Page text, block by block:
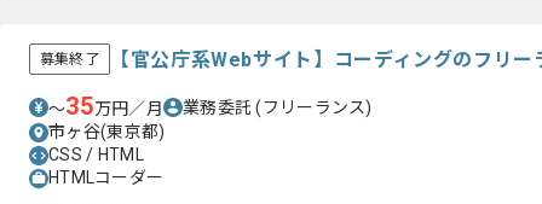
募集終了 【官公庁系Webサイト】コーディングのフリ
〜35万円／月 業務委託(フリーランス)
市ヶ谷(東京都)
CSS / HTML
HTMLコーダー